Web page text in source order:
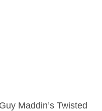
Maddin’s Twisted